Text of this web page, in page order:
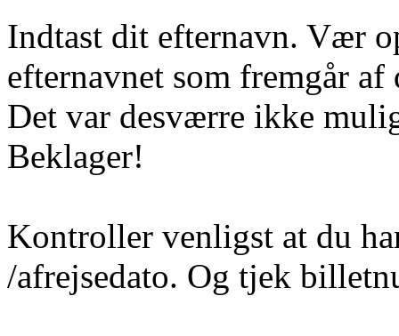
Indtast dit efternavn. Vær
efternavnet som fremgår
Det var desværre ikke
Beklager!
Kontroller venligst at du
/afrejsedato. Og tjek